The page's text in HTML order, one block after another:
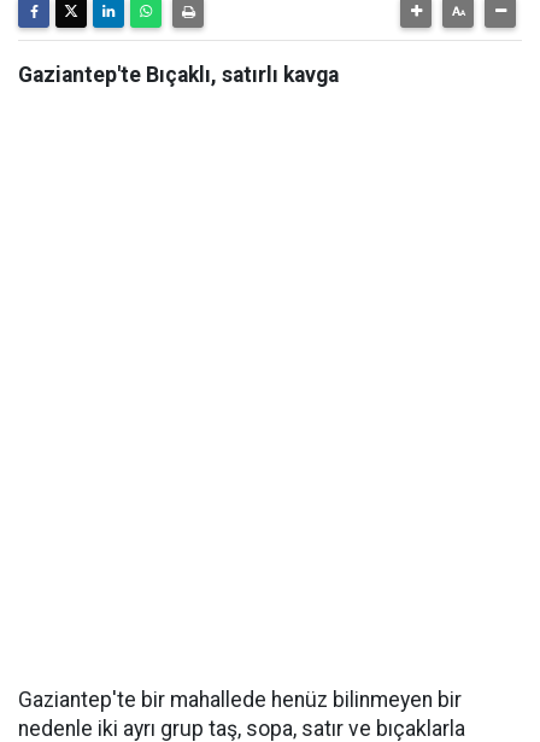
Gaziantep'te Bıçaklı, satırlı kavga
Gaziantep'te bir mahallede henüz bilinmeyen bir
nedenle iki ayrı grup taş, sopa, satır ve bıçaklarla